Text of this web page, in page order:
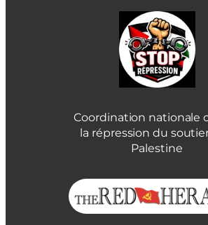
Coordination nationale
la répression du
Palestine